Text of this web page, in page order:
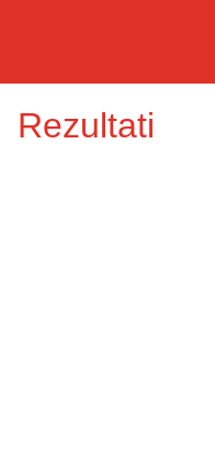
Rezultati